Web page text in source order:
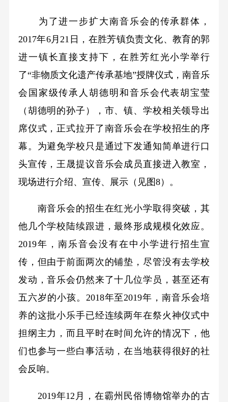
为了进一步扩大南音乐会的传承群体，
2017年6月21日，在胜芳镇负责文化、教育的郭
进一镇长直接支持下，在胜芳红光小学举行
了“非物质文化遗产传承基地”授牌仪式，南音乐
会国家级传承人胡德明和音乐会代表胡宝莹
（胡德明的孙子），市、镇、学校相关领导出
席仪式，正式拉开了南音乐会在学校招生的序
幕。为避免学校只是通过下发通知简单进行口
头宣传，王晟提议音乐会成员直接进入教室，
现场进行介绍、宣传、展示（见图8）。
南音乐会的招生在红光小学取得突破，其
他几个学校陆续跟进，最终形成规模化效应。
2019年，南乐音会没有在中小学进行招生宣
传，但由于前面两次的铺垫，尽管没有去学校
发动，音乐会仍然来了十几位学员，甚至还有
五六岁的小孩。2018年至2019年，南音乐会培
养的这批小乐手已经连续两年在祭火神仪式中
担纲主力，而且平时在时间允许的情况下，他
们也参与一些白事活动，在当地获得很好的社
会反响。
2019年12月，在霸州民俗博物馆举办的古